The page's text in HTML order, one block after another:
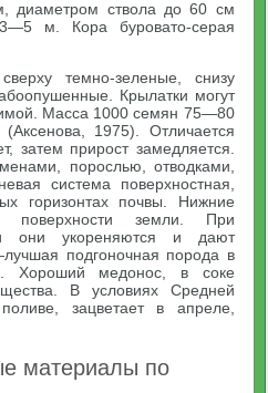
диаметром ствола до 60 см
м. Кора буровато-серая
темно-зеленые, снизу
Крылатки могут
Масса 1000 семян 75—80
1975). Отличается
затем прирост замедляется.
порослью, отводками,
система поверхностная,
горизонтах почвы. Нижние
поверхности земли. При
они укореняются и дают
подгоночная порода в
Хороший медонос, в соке
В условиях Средней
зацветает в апреле,
материалы по